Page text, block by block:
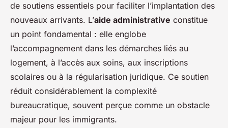
de soutiens essentiels pour faciliter l’implantation des
nouveaux arrivants. L’aide administrative constitue
un point fondamental : elle englobe
l’accompagnement dans les démarches liés au
logement, à l’accès aux soins, aux inscriptions
scolaires ou à la régularisation juridique. Ce soutien
réduit considérablement la complexité
bureaucratique, souvent perçue comme un obstacle
majeur pour les immigrants.